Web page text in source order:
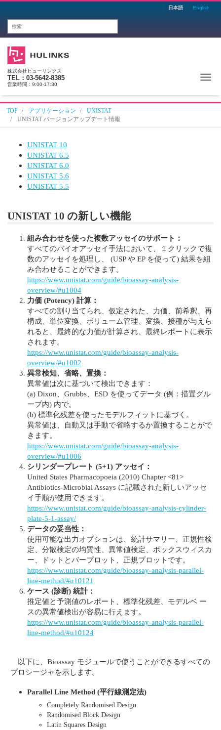
日本語 English
株式会社ヒューリンクス
TEL：03-5642-8385
営業時間：9:00-17:30
TOP アプリケーション
UNISTAT
UNISTAT バージョンアップデート情報
UNISTAT 10
UNISTAT 6.5
UNISTAT 6.0
UNISTAT 5.6
UNISTAT 5.5
UNISTAT 10 の新しい機能
組み合わせを使った複数アッセイのサポート：
すべてのバイオアッセイ手法において、１クリックで複
数のアッセイを処理し、 (USP や EP を使って) 結果を組
み合わせることができます。
https://www.unistat.com/guide/bioassay-analysis-
overview/#u1004
力価 (Potency) 計算：
すべての割り当てられ、仮定された、力価、前希釈、再
構成、単位変換、ボリューム管理、変換、接種が与えら
れると、最終的な力価が計算され、最終レポートに表示
されます。
https://www.unistat.com/guide/bioassay-analysis-
overview/#u1002
異常検知、省略、置換：
異常値は次に基づいて検出できます：
(a) Dixon、Grubbs、ESD を使ってデータ (例：措置グル
ープ内) 内で。
(b) 標準化残差を使ったモデルフィットに基づく。
異常値は、自動又は手動で省略するか置換することがで
きます。
https://www.unistat.com/guide/bioassay-analysis-
overview/#u1006
シリンダープレート (5+1) アッセイ：
United States Pharmacopoeia (2010) Chapter <81>
Antibiotics-Microbial Assays に記載された新しいアッセ
イ手順が使用できます。
https://www.unistat.com/guide/bioassay-analysis-cylinder-
plate-5-1-assay/
データの妥当性：
使用可能な出力オプションは、統計サマリー、正規性検
定、分散検定の均質性、異常値検定、ボックスウィスカ
ー、ドットとバープロット、正規プロットです。
https://www.unistat.com/guide/bioassay-analysis-parallel-
line-method/#u10121
ケース (診断) 統計：
推定値と予測値のレポート、標準化残差、モデルベ ー
スの異常値検出が容易に行えます。
https://www.unistat.com/guide/bioassay-analysis-parallel-
line-method/#u10124
以下に、Bioassay モジュールで使うことができるすべての
プロシージャを示します。
Parallel Line Method (平行線測定法)
Completely Randomised Design
Randomised Block Design
Latin Squares Design